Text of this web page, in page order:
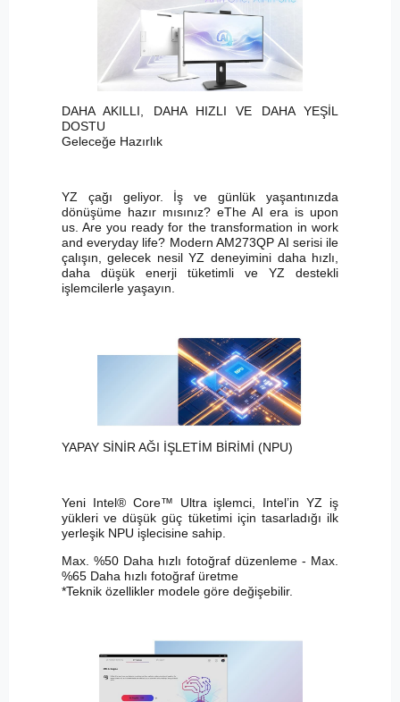
DAHA AKILLI, DAHA HIZLI VE DAHA YEŞİL
DOSTU
Geleceğe Hazırlık
YZ çağı geliyor. İş ve günlük yaşantınızda
dönüşüme hazır mısınız? eThe AI era is upon
us. Are you ready for the transformation in work
and everyday life? Modern AM273QP AI serisi ile
çalışın, gelecek nesil YZ deneyimini daha hızlı,
daha düşük enerji tüketimli ve YZ destekli
işlemcilerle yaşayın.
YAPAY SİNİR AĞI İŞLETİM BİRİMİ (NPU)
Yeni Intel® Core™ Ultra işlemci, Intel’in YZ iş
yükleri ve düşük güç tüketimi için tasarladığı ilk
yerleşik NPU işlecisine sahip.
Max. %50 Daha hızlı fotoğraf düzenleme - Max.
%65 Daha hızlı fotoğraf üretme
*Teknik özellikler modele göre değişebilir.